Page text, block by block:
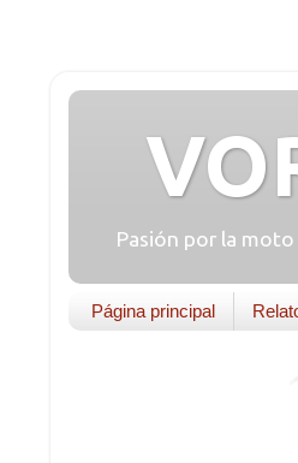
Pasión por la moto
Página principal